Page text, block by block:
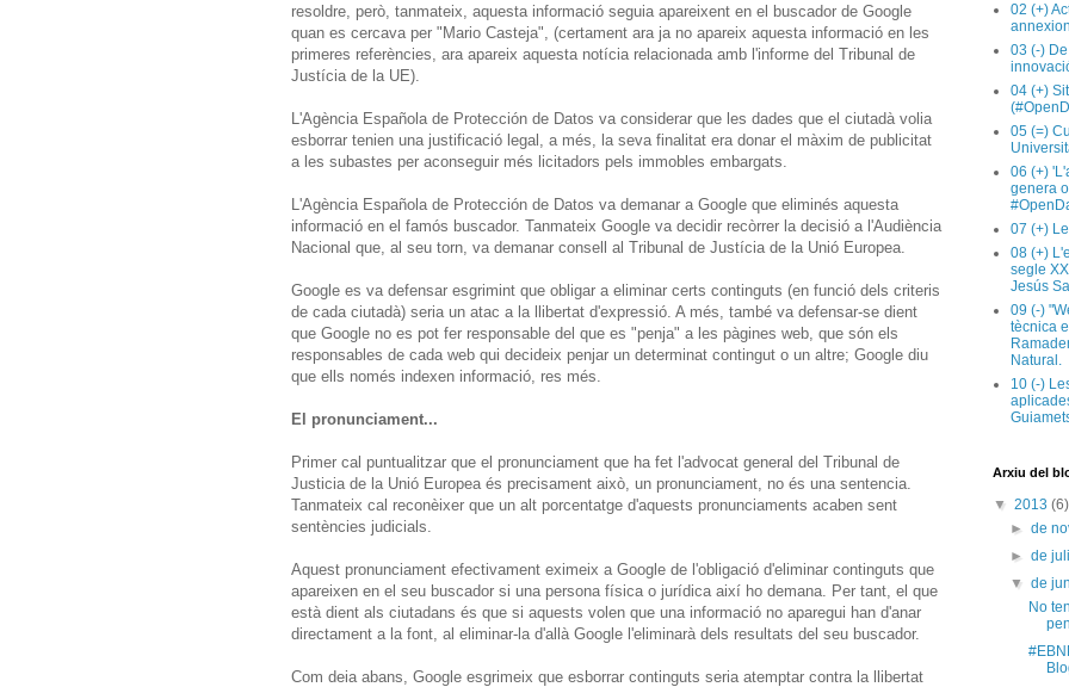
resoldre, però, tanmateix, aquesta informació seguia apareixent en el buscador de Google
quan es cercava per "Mario Casteja", (certament ara ja no apareix aquesta informació en les
primeres referències, ara apareix aquesta notícia relacionada amb l'informe del Tribunal de
Justícia de la UE).
L'Agència Española de Protección de Datos va considerar que les dades que el ciutadà volia
esborrar tenien una justificació legal, a més, la seva finalitat era donar el màxim de publicitat
a les subastes per aconseguir més licitadors pels immobles embargats.
L'Agència Española de Protección de Datos va demanar a Google que eliminés aquesta
informació en el famós buscador. Tanmateix Google va decidir recòrrer la decisió a l'Audiència
Nacional que, al seu torn, va demanar consell al Tribunal de Justícia de la Unió Europea.
Google es va defensar esgrimint que obligar a eliminar certs continguts (en funció dels criteris
de cada ciutadà) seria un atac a la llibertat d'expressió. A més, també va defensar-se dient
que Google no es pot fer responsable del que es "penja" a les pàgines web, que són els
responsables de cada web qui decideix penjar un determinat contingut o un altre; Google diu
que ells només indexen informació, res més.
El pronunciament...
Primer cal puntualitzar que el pronunciament que ha fet l'advocat general del Tribunal de
Justicia de la Unió Europea és precisament això, un pronunciament, no és una sentencia.
Tanmateix cal reconèixer que un alt porcentatge d'aquests pronunciaments acaben sent
sentències judicials.
Aquest pronunciament efectivament eximeix a Google de l'obligació d'eliminar continguts que
apareixen en el seu buscador si una persona física o jurídica així ho demana. Per tant, el que
està dient als ciutadans és que si aquests volen que una informació no aparegui han d'anar
directament a la font, al eliminar-la d'allà Google l'eliminarà dels resultats del seu buscador.
Com deia abans, Google esgrimeix que esborrar continguts seria atemptar contra la llibertat
02 (+)
03 (-)
04 (+)
05 (=)
06 (+)
genera
07 (+)
08 (+)
segle
Jesús
09 (-)
tècnica
Natural.
10 (-)
Arxiu del
▼ 2013 (6)
►de
►de
▼de
No